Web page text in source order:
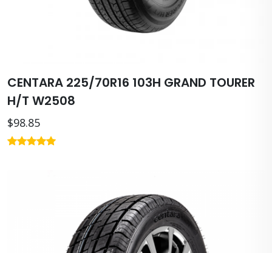
CENTARA 225/70R16 103H GRAND TOURER
H/T W2508
$98.85